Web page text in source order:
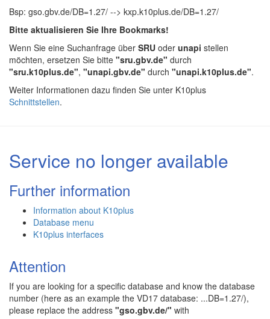
Bsp: gso.gbv.de/DB=1.27/ --> kxp.k10plus.de/DB=1.27/
Bitte aktualisieren Sie Ihre Bookmarks!
Wenn Sie eine Suchanfrage über SRU oder unapi stellen
möchten, ersetzen Sie bitte "sru.gbv.de" durch
"sru.k10plus.de", "unapi.gbv.de" durch "unapi.k10plus.de".
Weiter Informationen dazu finden Sie unter K10plus
Schnittstellen.
Service no longer available
Further information
Information about K10plus
Database menu
K10plus interfaces
Attention
If you are looking for a specific database and know the database
number (here as an example the VD17 database: ...DB=1.27/),
please replace the address "gso.gbv.de/" with